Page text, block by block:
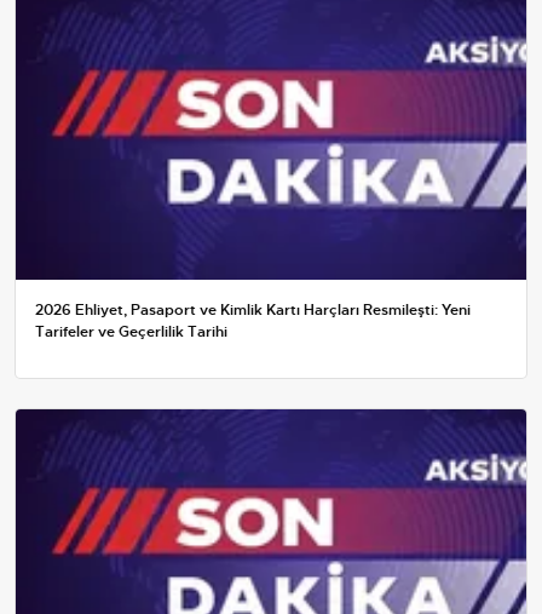
2026 Ehliyet, Pasaport ve Kimlik Kartı Harçları Resmileşti: Yeni
Tarifeler ve Geçerlilik Tarihi